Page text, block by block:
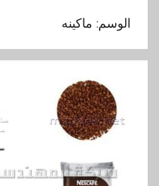
الوسم: ماكينه